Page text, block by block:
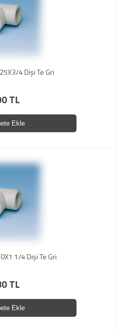
25X3/4 Dişi Te Gri
TL
Ekle
1/4 Dişi Te Gri
TL
Ekle